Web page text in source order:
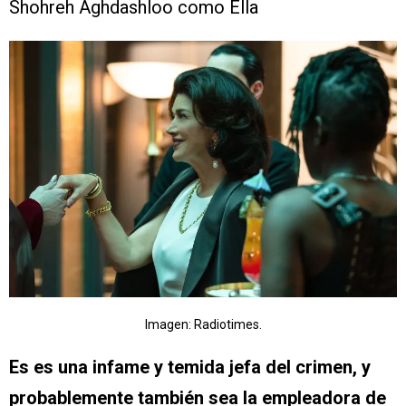
Shohreh Aghdashloo como Ella
Imagen: Radiotimes.
Es es una infame y temida jefa del crimen, y
probablemente también sea la empleadora de